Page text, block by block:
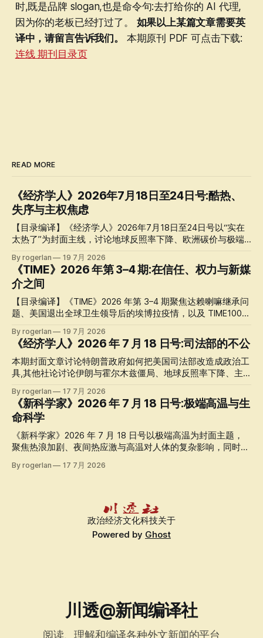
时,既是品牌 slogan,也是命令句:去打给你的 AI 代理,
因为你的老板已经打过了。 如果以上某篇文章需要英
译中，请留言告诉我们。
本期原刊 PDF 可点击下载:
连线 期刊目录页
READ MORE
《经济学人》2026年7月18日至24日号:酷热、
失序与主权焦虑
【目录编译】《经济学人》2026年7月18日至24日号以“实在
太热了”为封面主线，讨论地球反照率下降、欧洲碳价与极端
海峡危机、英国工党新政府的议会控制，以及人工智能主权化
带来的技术与地缘政治焦虑。
By rogerlan 19 7月 2026
《TIME》2026 年第 3–4 期:在信任、权力与新媒
介之间
【目录编译】《TIME》2026 年第 3–4 期聚焦达赖喇嘛继承问
题、美国退出全球卫生领导后的埃博拉疫情，以及 TIME100
工智能“情绪”、美国政治与文化评论。
By rogerlan 19 7月 2026
《经济学人》2026 年 7 月 18 日号:司法部的不公
本期封面文章讨论特朗普政府如何把美国司法部改造成政治工
具,其他社论讨论伊朗与霍尔木兹僵局、地球反照率下降、主
By rogerlan 17 7月 2026
《新科学家》2026 年 7 月 18 日号:极端高温与生
命科学
《新科学家》2026 年 7 月 18 日号以极端高温为封面主题，
聚焦热浪加剧、夜间热应激与高温对人体的复杂影响，同时关
与数学证明等议题。
By rogerlan 17 7月 2026
政治经济文化科技关于
Powered by Ghost
川透@新闻编译社
阅读、理解和编译各种外文新闻的平台